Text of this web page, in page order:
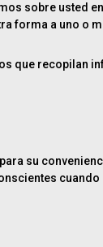
sobre usted
forma a uno o
que recopilan
su